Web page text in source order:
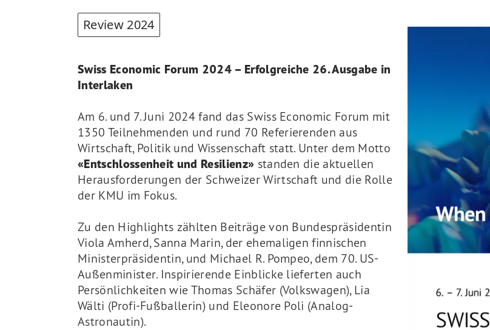
Review 2024
Swiss Economic Forum 2024 – Erfolgreiche 26. Ausgabe in
Interlaken
Am 6. und 7. Juni 2024 fand das Swiss Economic Forum mit
1350 Teilnehmenden und rund 70 Referierenden aus
Wirtschaft, Politik und Wissenschaft statt. Unter dem Motto
«Entschlossenheit und Resilienz» standen die aktuellen
Herausforderungen der Schweizer Wirtschaft und die Rolle
der KMU im Fokus.
Zu den Highlights zählten Beiträge von Bundespräsidentin
Viola Amherd, Sanna Marin, der ehemaligen finnischen
Ministerpräsidentin, und Michael R. Pompeo, dem 70. US-
Außenminister. Inspirierende Einblicke lieferten auch
Persönlichkeiten wie Thomas Schäfer (Volkswagen), Lia
Wälti (Profi-Fußballerin) und Eleonore Poli (Analog-
Astronautin).